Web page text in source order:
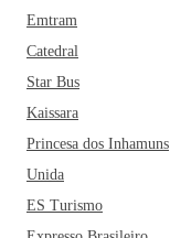
Emtram
Catedral
Star Bus
Kaissara
Princesa dos Inhamuns
Unida
ES Turismo